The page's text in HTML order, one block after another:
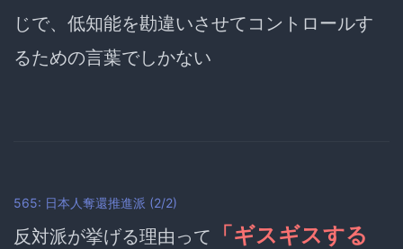
じで、低知能を勘違いさせてコントロールす
るための言葉でしかない
565: 日本人奪還推進派 (2/2)
反対派が挙げる理由って
「ギスギスする